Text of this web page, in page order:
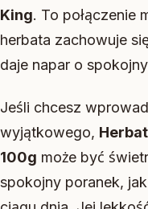
King. To połączenie
herbata zachowuje
daje napar o
Jeśli chcesz
wyjątkowego,
100g może być
spokojny poranek,